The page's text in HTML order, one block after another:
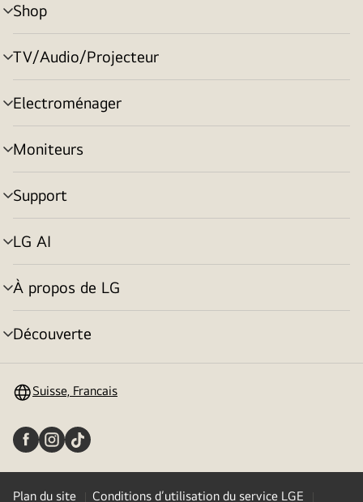
Shop
menu
déroulant
TV/Audio/Projecteur
menu
déroulant
Electroménager
menu
déroulant
Moniteurs
menu
déroulant
Support
menu
déroulant
LG AI
menu
déroulant
À propos de LG
menu
déroulant
Découverte
menu
Suisse, Francais
Plan du site Conditions d’utilisation du service LGE